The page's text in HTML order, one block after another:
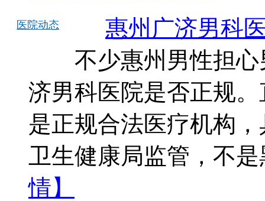
医院动态
惠州广济男科
不少惠州男性担心
济男科医院是否正规
是正规合法医疗机构
卫生健康局监管，不
情】